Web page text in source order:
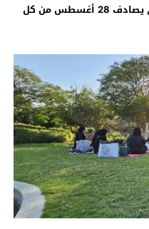
أبوظبي، بيوم المرأة الإماراتية الذي يصادف 28 أغسطس من كل